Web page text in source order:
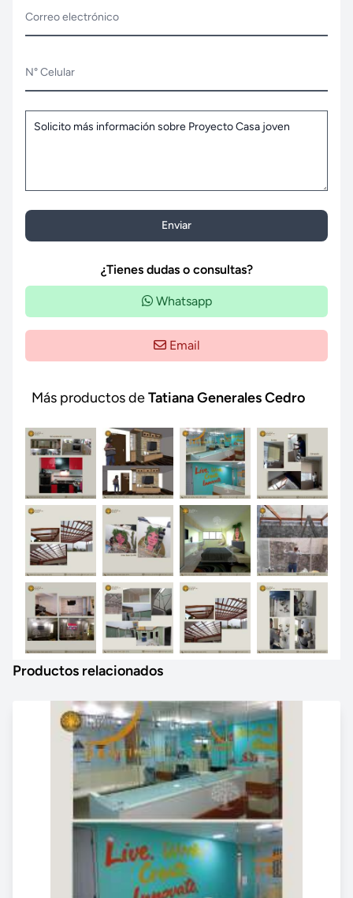
Correo electrónico
N° Celular
Enviar
¿Tienes dudas o consultas?
Whatsapp
Email
Más productos deTatiana Generales Cedro
Productos relacionados